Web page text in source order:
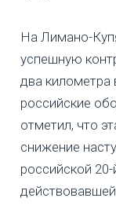
На Лимано-
успешную
два километра
российские
отметил, что
снижение
российской